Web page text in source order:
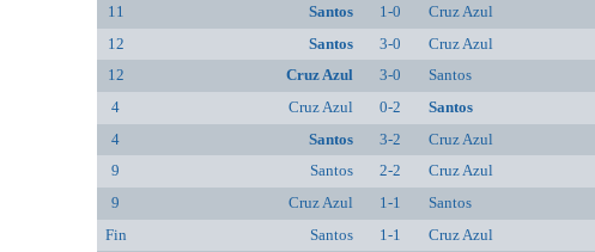
11
Santos 1-0 Cruz Azul
12
Santos 3-0 Cruz Azul
12
Cruz Azul 3-0 Santos
4
Cruz Azul 0-2 Santos
4
Santos 3-2 Cruz Azul
9
Santos 2-2 Cruz Azul
9
Cruz Azul 1-1 Santos
Fin
Santos 1-1 Cruz Azul